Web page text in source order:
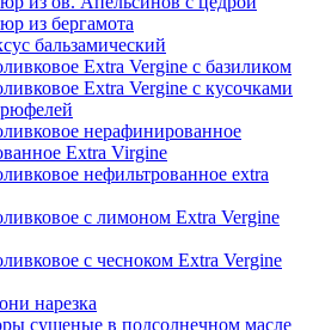
из бергамота
бальзамический
Extra Vergine с базиликом
Extra Vergine с кусочками
нерафинированное
Extra Virgine
нефильтрованное extra
с лимоном Extra Vergine
с чесноком Extra Vergine
нарезка
сушеные в подсолнечном масле